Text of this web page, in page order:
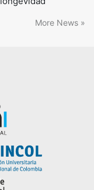
More News »